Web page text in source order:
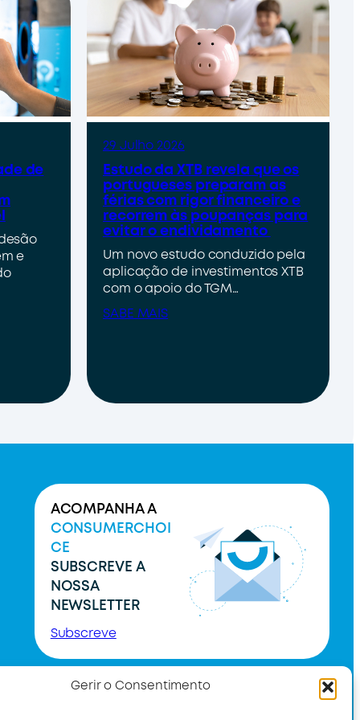
Gerir o Consentimento
de
e
29 Julho 2026
Estudo da XTB revela que os
portugueses preparam as
férias com rigor financeiro e
recorrem às poupanças para
evitar o endividamento
Um novo estudo conduzido pela
aplicação de investimentos XTB
com o apoio do TGM…
SABE MAIS
ACOMPANHA A
CONSUMERCHOI
CE
SUBSCREVE A
NOSSA
NEWSLETTER
Subscreve